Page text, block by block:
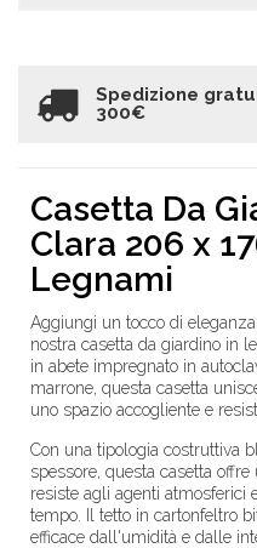
Spedizione
300€
Casetta Da
Clara 206 x
Legnami
Aggiungi un tocco di
nostra casetta da giardino in
in abete impregnato in
marrone, questa casetta
uno spazio accogliente e
Con una tipologia costruttiva
spessore, questa casetta
resiste agli agenti atmosferici
tempo. Il tetto in cartonfeltro
efficace dall'umidità e dalle